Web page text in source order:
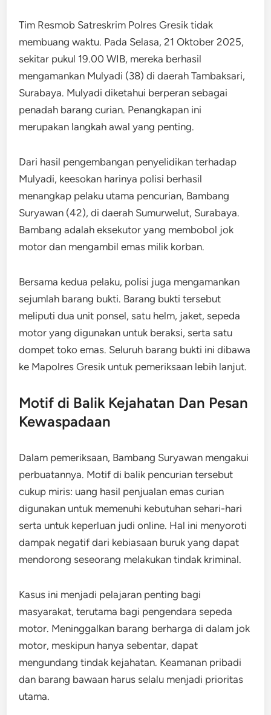
Tim Resmob Satreskrim Polres Gresik tidak
membuang waktu. Pada Selasa, 21 Oktober 2025,
sekitar pukul 19.00 WIB, mereka berhasil
mengamankan Mulyadi (38) di daerah Tambaksari,
Surabaya. Mulyadi diketahui berperan sebagai
penadah barang curian. Penangkapan ini
merupakan langkah awal yang penting.
Dari hasil pengembangan penyelidikan terhadap
Mulyadi, keesokan harinya polisi berhasil
menangkap pelaku utama pencurian, Bambang
Suryawan (42), di daerah Sumurwelut, Surabaya.
Bambang adalah eksekutor yang membobol jok
motor dan mengambil emas milik korban.
Bersama kedua pelaku, polisi juga mengamankan
sejumlah barang bukti. Barang bukti tersebut
meliputi dua unit ponsel, satu helm, jaket, sepeda
motor yang digunakan untuk beraksi, serta satu
dompet toko emas. Seluruh barang bukti ini dibawa
ke Mapolres Gresik untuk pemeriksaan lebih lanjut.
Motif di Balik Kejahatan Dan Pesan
Kewaspadaan
Dalam pemeriksaan, Bambang Suryawan mengakui
perbuatannya. Motif di balik pencurian tersebut
cukup miris: uang hasil penjualan emas curian
digunakan untuk memenuhi kebutuhan sehari-hari
serta untuk keperluan judi online. Hal ini menyoroti
dampak negatif dari kebiasaan buruk yang dapat
mendorong seseorang melakukan tindak kriminal.
Kasus ini menjadi pelajaran penting bagi
masyarakat, terutama bagi pengendara sepeda
motor. Meninggalkan barang berharga di dalam jok
motor, meskipun hanya sebentar, dapat
mengundang tindak kejahatan. Keamanan pribadi
dan barang bawaan harus selalu menjadi prioritas
utama.